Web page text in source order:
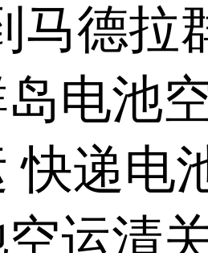
马德拉
电池
快递电
运清